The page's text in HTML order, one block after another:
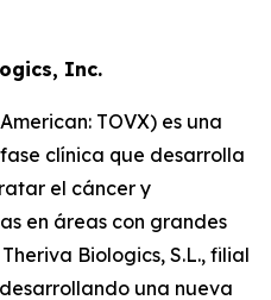
Inc.
TOVX) es una
clínica que desarrolla
el cáncer y
en áreas con grandes
Biologics, S.L., filial
una nueva